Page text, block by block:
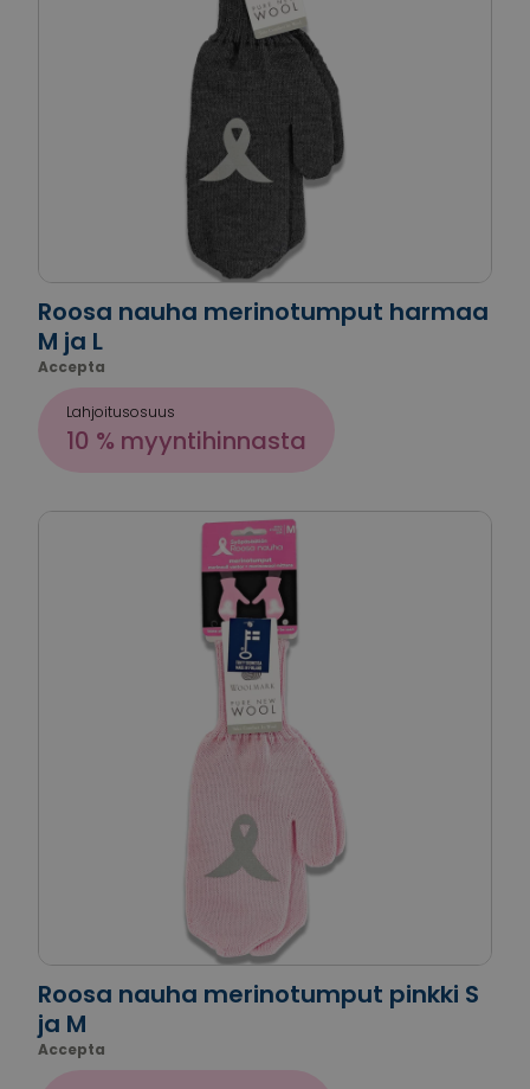
Roosa nauha merinotumput harmaa
M ja L
Accepta
Lahjoitusosuus
10 % myyntihinnasta
Roosa nauha merinotumput pinkki S
ja M
Accepta